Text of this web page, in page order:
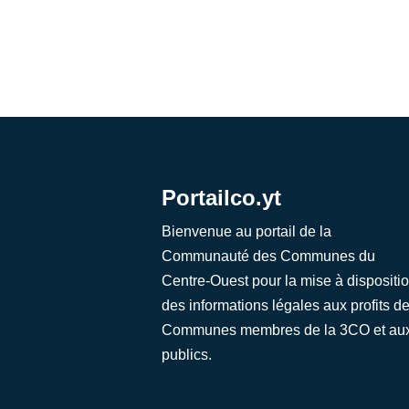
Portailco.yt
Bienvenue au portail de la
Communauté des Communes du
Centre-Ouest pour la mise à
des informations légales aux profits
Communes membres de la 3CO et
publics.